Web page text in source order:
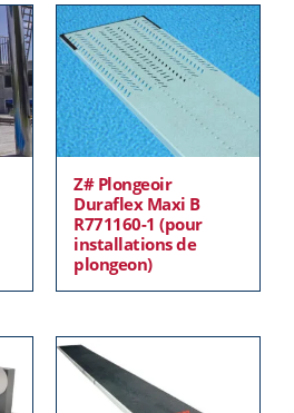
Z# Plongeoir
Duraflex Maxi B
R771160-1 (pour
installations de
plongeon)